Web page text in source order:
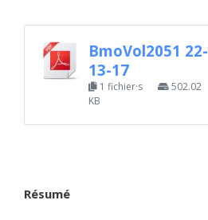
BmoVol2051 22-
13-17
1 fichier·s
502.02
KB
Résumé